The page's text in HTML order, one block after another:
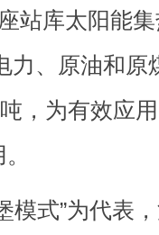
站库太阳能
力、原油和原
，为有效应
式”为代表，